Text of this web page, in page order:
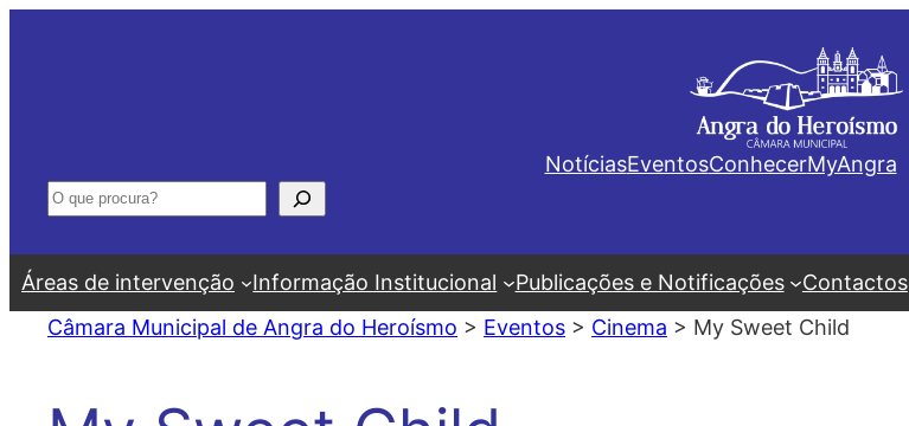
NotíciasEventosConhecerMyAngra
Pesquisar
Áreas de intervenção Informação Institucional Publicações e Notificações
Contactos
Câmara Municipal de Angra do Heroísmo > Eventos > Cinema > My Sweet Child